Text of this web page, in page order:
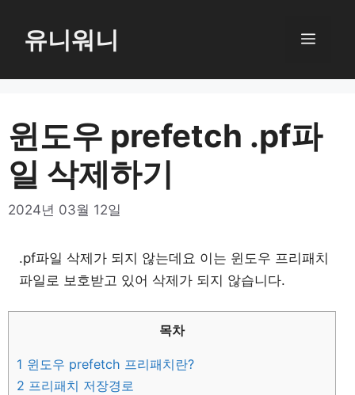
로
뛰
기
유니워니 메
윈도우 prefetch .pf파
일 삭제하기
2024년 03월 12일
.pf파일 삭제가 되지 않는데요 이는 윈도우 프리패치
파일로 보호받고 있어 삭제가 되지 않습니다.
목차
1 윈도우 prefetch 프리패치란?
2 프리패치 저장경로